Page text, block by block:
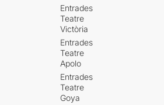
Entrades
Teatre
Victòria
Entrades
Teatre
Apolo
Entrades
Teatre
Goya